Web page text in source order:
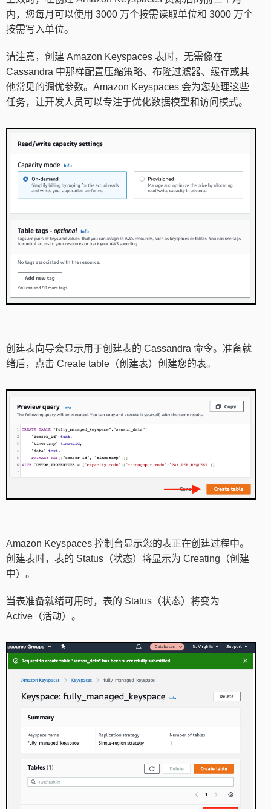
内，您每月可以使用 3000 万个按需读取单位和 3000 万个
按需写入单位。
请注意，创建 Amazon Keyspaces 表时，无需像在
Cassandra 中那样配置压缩策略、布隆过滤器、缓存或其
他常见的调优参数。Amazon Keyspaces 会为您处理这些
任务，让开发人员可以专注于优化数据模型和访问模式。
创建表向导会显示用于创建表的 Cassandra 命令。准备就
绪后，点击 Create table（创建表）创建您的表。
Amazon Keyspaces 控制台显示您的表正在创建过程中。
创建表时，表的 Status（状态）将显示为 Creating（创建
中）。
当表准备就绪可用时，表的 Status（状态）将变为
Active（活动）。